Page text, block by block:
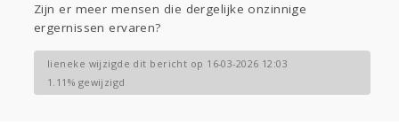
Zijn er meer mensen die dergelijke onzinnige
ergernissen ervaren?
lieneke wijzigde dit bericht op 16-03-2026 12:03
1.11% gewijzigd